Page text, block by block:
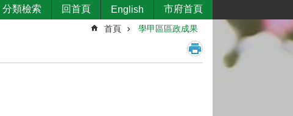
分類檢索 回首頁 English 市府首頁
首頁 學甲區區政成果